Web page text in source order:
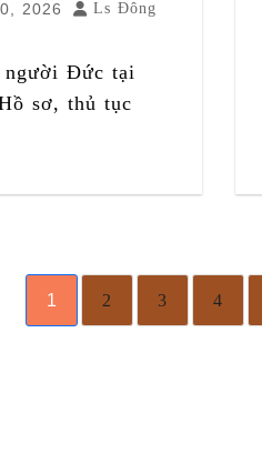
2026
Ls Đông
Đức tại
sơ, thủ tục
1 2 3 4